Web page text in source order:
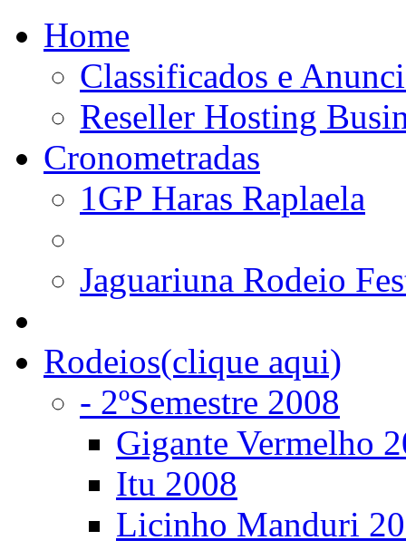
Home
Classificados e
Reseller Hosting
Cronometradas
1GP Haras Raplaela
Jaguariuna Rodeio
Rodeios(clique aqui)
- 2ºSemestre 2008
Gigante Vermelho
Itu 2008
Licinho Manduri